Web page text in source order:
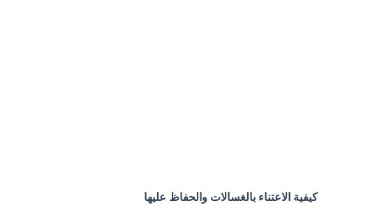
كيفية الاعتناء بالغسالات والحفاظ عليها